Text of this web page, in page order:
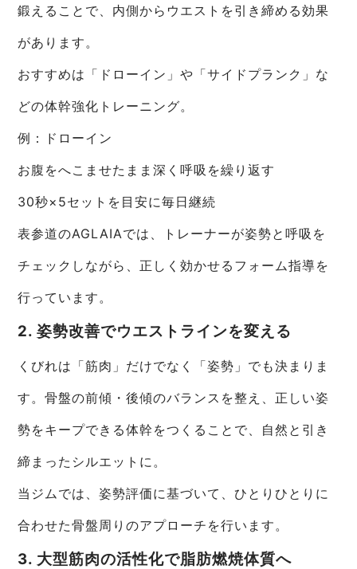
鍛えることで、内側からウエストを引き締める効果
があります。
おすすめは「ドローイン」や「サイドプランク」な
どの体幹強化トレーニング。
例：ドローイン
お腹をへこませたまま深く呼吸を繰り返す
30秒×5セットを目安に毎日継続
表参道のAGLAIAでは、トレーナーが姿勢と呼吸を
チェックしながら、正しく効かせるフォーム指導を
行っています。
2. 姿勢改善でウエストラインを変える
くびれは「筋肉」だけでなく「姿勢」でも決まりま
す。骨盤の前傾・後傾のバランスを整え、正しい姿
勢をキープできる体幹をつくることで、自然と引き
締まったシルエットに。
当ジムでは、姿勢評価に基づいて、ひとりひとりに
合わせた骨盤周りのアプローチを行います。
3. 大型筋肉の活性化で脂肪燃焼体質へ